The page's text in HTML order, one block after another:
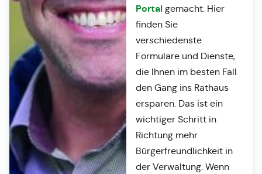
Portalgemacht. Hier
finden Sie
verschiedenste
Formulare und Dienste,
die Ihnen im besten Fall
den Gang ins Rathaus
ersparen. Das ist ein
wichtiger Schritt in
Richtung mehr
Bürgerfreundlichkeit in
der Verwaltung. Wenn